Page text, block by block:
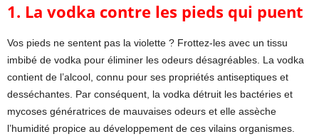
1. La vodka contre les pieds qui puent
Vos pieds ne sentent pas la violette ? Frottez-les avec un tissu
imbibé de vodka pour éliminer les odeurs désagréables. La vodka
contient de l’alcool, connu pour ses propriétés antiseptiques et
desséchantes. Par conséquent, la vodka détruit les bactéries et
mycoses génératrices de mauvaises odeurs et elle assèche
l’humidité propice au développement de ces vilains organismes.